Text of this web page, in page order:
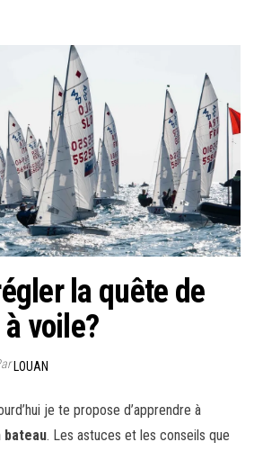
la quête de
voile?
LOUAN
je te propose d’apprendre à
. Les astuces et les conseils que